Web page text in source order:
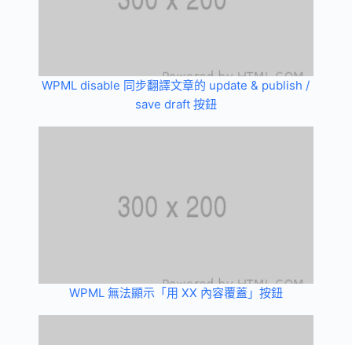
WPML disable 同步翻譯文章的 update & publish /
save draft 按鈕
WPML 無法顯示「用 XX 內容覆蓋」按鈕